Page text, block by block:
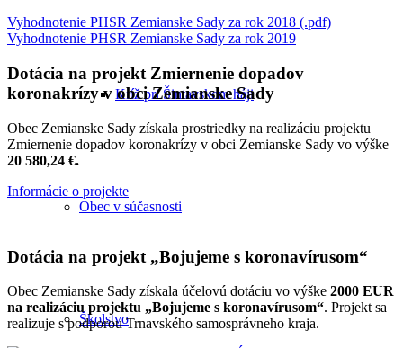
Kríž pri Šintavskom háji
Obec v súčasnosti
Školstvo
Vyhodnotenie PHSR Zemianske Sady za rok 2018 (.pdf)
Vyhodnotenie PHSR Zemianske Sady za rok 2019
Dotácia na projekt Zmiernenie dopadov
koronakrízy v obci Zemianske Sady
Obec Zemianske Sady získala prostriedky na realizáciu projektu
Zmiernenie dopadov koronakrízy v obci Zemianske Sady vo výške
20 580,24 €.
Informácie o projekte
Dotácia na projekt „Bojujeme s koronavírusom“
Obec Zemianske Sady získala účelovú dotáciu vo výške 2000 EUR
na realizáciu projektu „Bojujeme s koronavírusom“. Projekt sa
realizuje s podporou Trnavského samosprávneho kraja.